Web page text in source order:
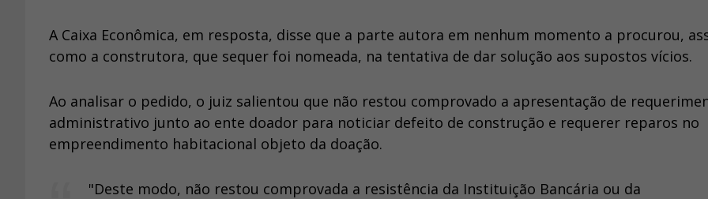
A Caixa Econômica, em resposta, disse que a parte autora em nenhum momento a procurou,
como a construtora, que sequer foi nomeada, na tentativa de dar solução aos supostos vícios.
Ao analisar o pedido, o juiz salientou que não restou comprovado a apresentação de
administrativo junto ao ente doador para noticiar defeito de construção e requerer reparos no
empreendimento habitacional objeto da doação.
"Deste modo, não restou comprovada a resistência da Instituição Bancária ou da